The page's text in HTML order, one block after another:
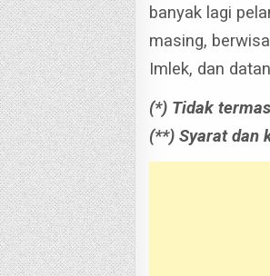
banyak lagi
masing,
Imlek, dan
(*) Tidak
(**) Syarat dan